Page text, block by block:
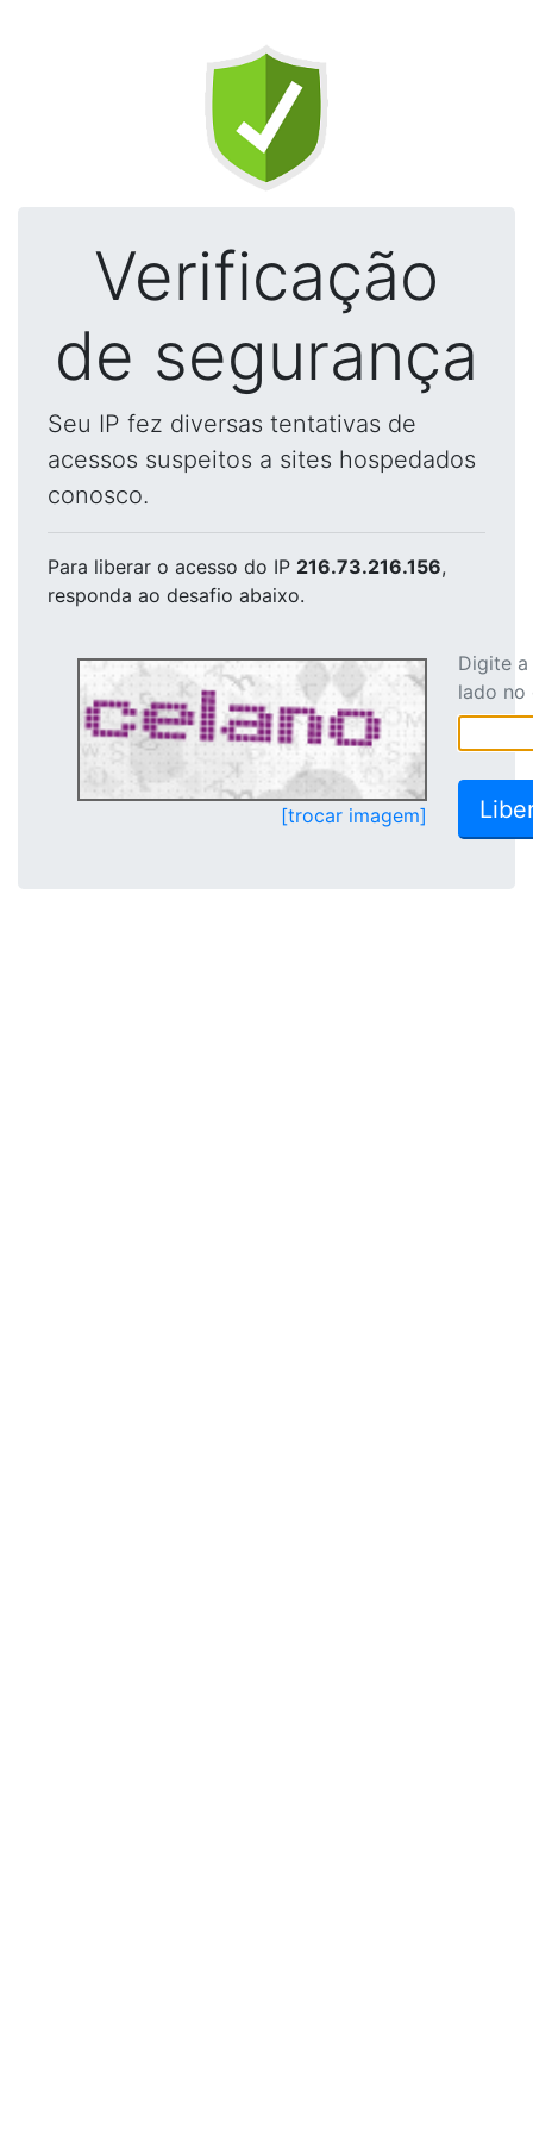
Verificação
de segurança
Seu IP fez diversas tentativas de
acessos suspeitos a sites hospedados
conosco.
Para liberar o acesso do IP 216.73.216.156,
responda ao desafio abaixo.
[trocar imagem]
Digite
lado no